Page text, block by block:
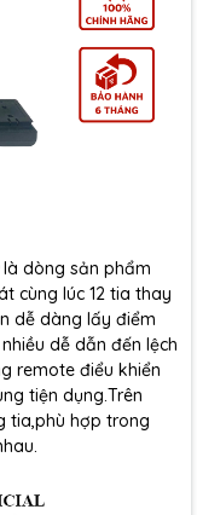
là dòng sản phẩm
cùng lúc 12 tia thay
dễ dàng lấy điểm
dễ dẫn đến lệch
remote điểu khiển
tiện dụng.Trên
tia,phù hợp trong